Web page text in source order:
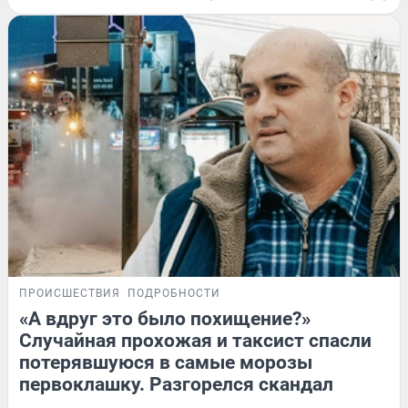
ПРОИСШЕСТВИЯ ПОДРОБНОСТИ
«А вдруг это было похищение?»
Случайная прохожая и таксист спасли
потерявшуюся в самые морозы
первоклашку. Разгорелся скандал